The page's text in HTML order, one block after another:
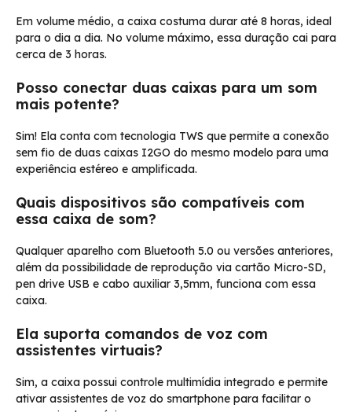
Em volume médio, a caixa costuma durar até 8 horas, ideal
para o dia a dia. No volume máximo, essa duração cai para
cerca de 3 horas.
Posso conectar duas caixas para um som
mais potente?
Sim! Ela conta com tecnologia TWS que permite a conexão
sem fio de duas caixas I2GO do mesmo modelo para uma
experiência estéreo e amplificada.
Quais dispositivos são compatíveis com
essa caixa de som?
Qualquer aparelho com Bluetooth 5.0 ou versões anteriores,
além da possibilidade de reprodução via cartão Micro-SD,
pen drive USB e cabo auxiliar 3,5mm, funciona com essa
caixa.
Ela suporta comandos de voz com
assistentes virtuais?
Sim, a caixa possui controle multimídia integrado e permite
ativar assistentes de voz do smartphone para facilitar o